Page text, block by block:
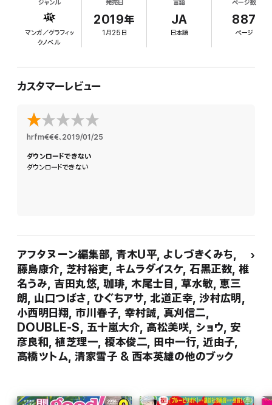
ジャンル
マンガ／グラフィッ
クノベル
発売日
2019年
1月25日
言語
JA
日本語
ページ数
887
ページ
カスタマーレビュー
hrfm€€€、 2019/01/25
ダウンロードできない
ダウンロードできない
アフタヌーン編集部, 青木U平, よしづきくみち,
藤島康介, 芝村裕吏, キムラダイスケ, 石黒正数, 椎
名うみ, 吉田丸悠, 珈琲, 木尾士目, 草水敏, 恵三
朗, 山口つばさ, ひぐちアサ, 北道正幸, 沙村広明,
小西明日翔, 市川春子, 幸村誠, 真刈信二,
DOUBLE-S, 五十嵐大介, 高松美咲, ショウ, 安
彦良和, 植芝理一, 榎本俊二, 田中一行, 近由子,
高橋ツトム, 清家雪子 & 西本英雄の他のブック